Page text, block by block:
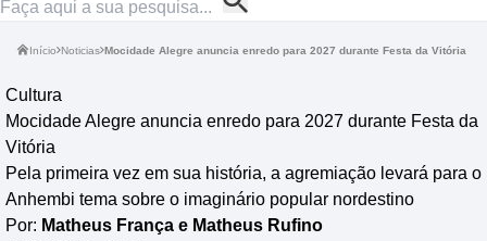
Início Noticias Mocidade Alegre anuncia enredo para 2027 durante Festa da Vitória
Cultura
Mocidade Alegre anuncia enredo para 2027 durante Festa da
Vitória
Pela primeira vez em sua história, a agremiação levará para o
Anhembi tema sobre o imaginário popular nordestino
Por: Matheus França e Matheus Rufino